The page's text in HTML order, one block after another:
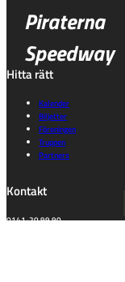
Piraterna
Speedway
Hitta rätt
Kalender
Biljetter
Föreningen
Truppen
Partners
Kontakt
0141-20 99 90